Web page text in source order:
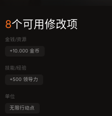
8个可用修改项
金钱/资源
+10.000 金币
技能/经验
+500 领导力
单位
无限行动点